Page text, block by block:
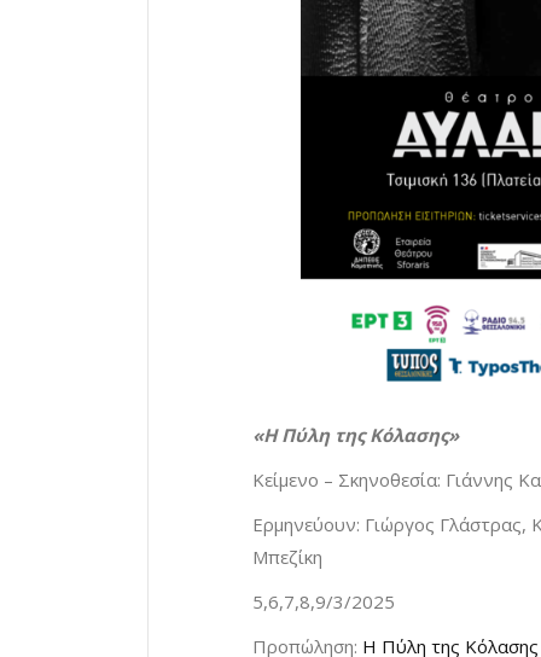
«Η Πύλη της Κόλασης»
Κείμενο – Σκηνοθεσία: Γιάννης
Ερμηνεύουν: Γιώργος
Μπεζίκη
5,6,7,8,9/3/2025
Προπώληση: Η Πύλη της